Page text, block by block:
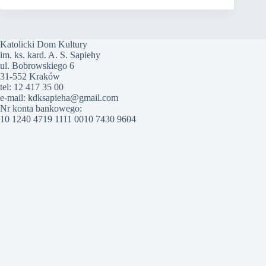
Katolicki Dom Kultury
im. ks. kard. A. S. Sapiehy
ul. Bobrowskiego 6
31-552 Kraków
tel: 12 417 35 00
e-mail: kdksapieha@gmail.com
Nr konta bankowego:
10 1240 4719 1111 0010 7430 9604